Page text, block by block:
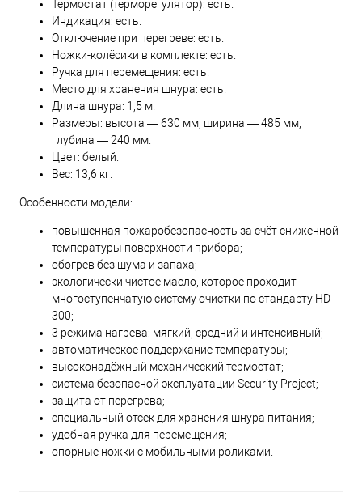
Термостат (терморегулятор): есть.
Индикация: есть.
Отключение при перегреве: есть.
Ножки-колёсики в комплекте: есть.
Ручка для перемещения: есть.
Место для хранения шнура: есть.
Длина шнура: 1,5 м.
Размеры: высота — 630 мм, ширина — 485 мм,
глубина — 240 мм.
Цвет: белый.
Вес: 13,6 кг.
Особенности модели:
повышенная пожаробезопасность за счёт сниженной
температуры поверхности прибора;
обогрев без шума и запаха;
экологически чистое масло, которое проходит
многоступенчатую систему очистки по стандарту HD
300;
3 режима нагрева: мягкий, средний и интенсивный;
автоматическое поддержание температуры;
высоконадёжный механический термостат;
система безопасной эксплуатации Security Project;
защита от перегрева;
специальный отсек для хранения шнура питания;
удобная ручка для перемещения;
опорные ножки с мобильными роликами.